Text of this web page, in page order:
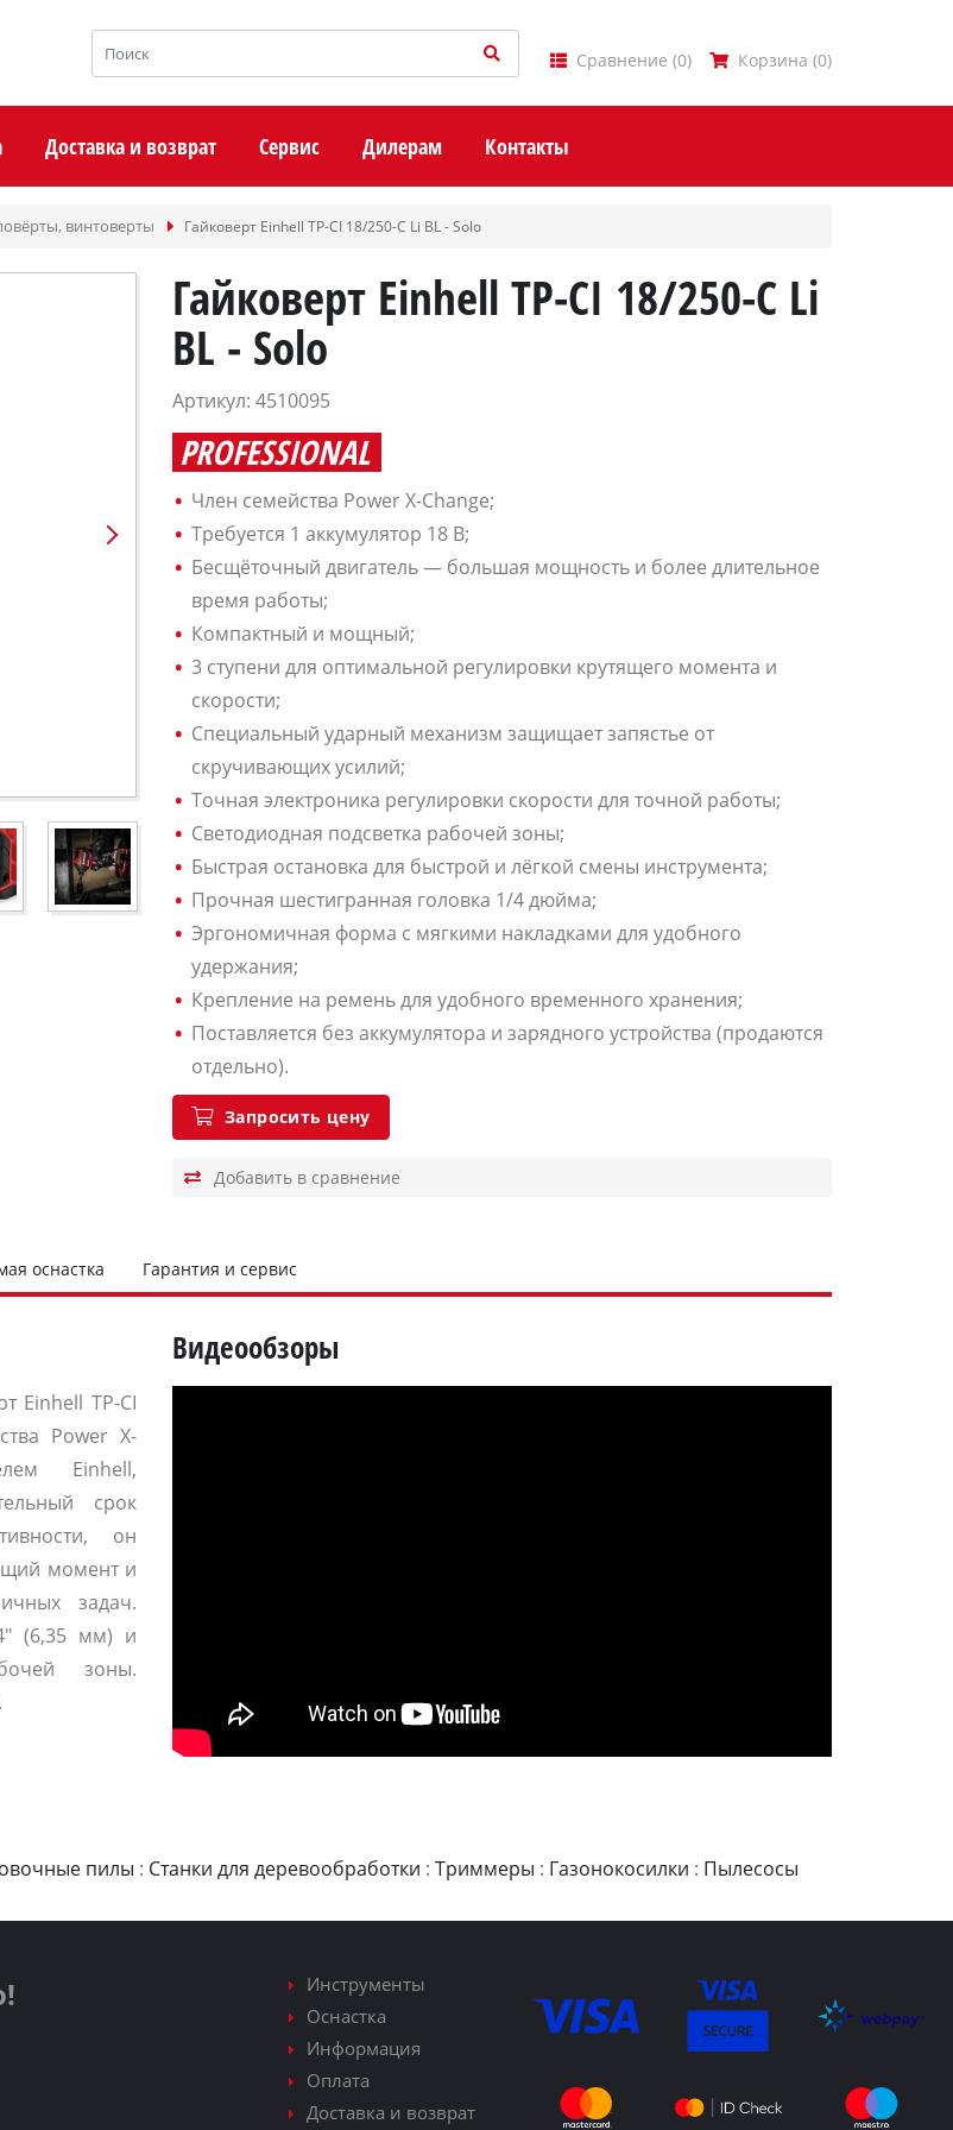
Доставка и возврат Сервис Дилерам Контакты
Сравнение (0) Корзина (0)
винтоверты Гайковерт Einhell TP-CI 18/250-C Li BL - Solo
Гайковерт Einhell TP-CI 18/250-C Li
BL - Solo
Артикул: 4510095
PROFESSIONAL
Член семейства Power X-Change;
Требуется 1 аккумулятор 18 В;
Бесщёточный двигатель — большая мощность и более длительное
время работы;
Компактный и мощный;
3 ступени для оптимальной регулировки крутящего момента и
скорости;
Специальный ударный механизм защищает запястье от
скручивающих усилий;
Точная электроника регулировки скорости для точной работы;
Светодиодная подсветка рабочей зоны;
Быстрая остановка для быстрой и лёгкой смены инструмента;
Прочная шестигранная головка 1/4 дюйма;
Эргономичная форма с мягкими накладками для удобного
удержания;
Крепление на ремень для удобного временного хранения;
Поставляется без аккумулятора и зарядного устройства (продаются
отдельно).
Запросить цену
оснастка Гарантия и сервис
Einhell TP-CI
Power X-
Einhell,
срок
он
момент и
задач.
(6,35 мм) и
зоны.
Видеообзоры
пилы : Станки для деревообработки : Триммеры : Газонокосилки : Пылесосы
Инструменты
Оснастка
Информация
Оплата
Доставка и возврат